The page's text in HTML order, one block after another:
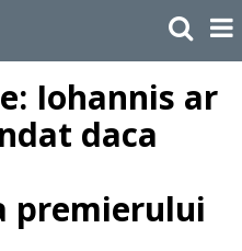
Iohannis ar
daca
premierului